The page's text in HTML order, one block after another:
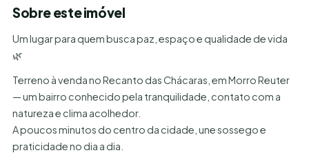
Sobre este imóvel
Um lugar para quem busca paz, espaço e qualidade de vida
🌿
Terreno à venda no Recanto das Chácaras, em Morro Reuter
— um bairro conhecido pela tranquilidade, contato com a
natureza e clima acolhedor.
A poucos minutos do centro da cidade, une sossego e
praticidade no dia a dia.